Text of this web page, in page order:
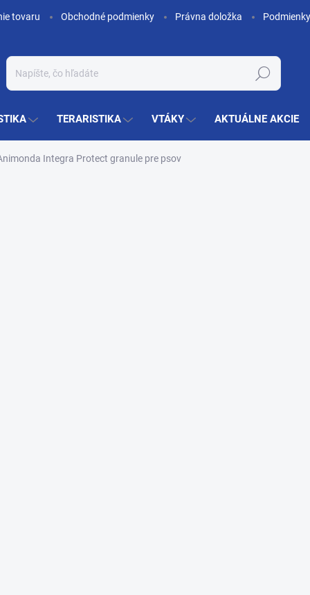
tovaru Obchodné podmienky Právna doložka
Hľadať
TERARISTIKA VTÁKY AKTUÁLNE AKCIE
Integra Protect granule pre psov